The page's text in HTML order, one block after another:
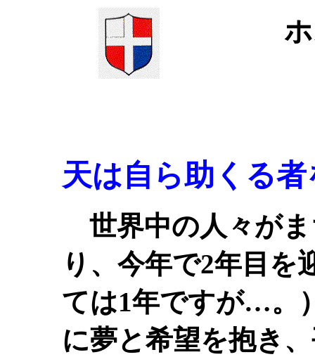
天は自ら助くる
世界中の人々がま
り、今年で2年目を
ては1年ですが…。
に夢と希望を抱き